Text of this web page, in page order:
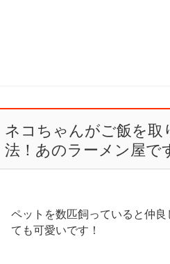
ネコちゃんがご飯を
法！あのラーメン屋で
ペットを数匹飼っていると仲
ても可愛いです！